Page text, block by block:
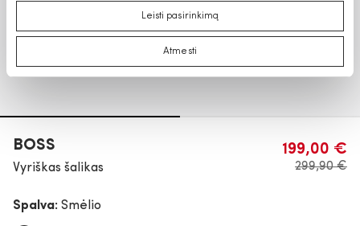
Leisti pasirinkimą
Atmesti
BOSS
Vyriškas šalikas
199,00 €
299,90 €
Spalva: Smėlio